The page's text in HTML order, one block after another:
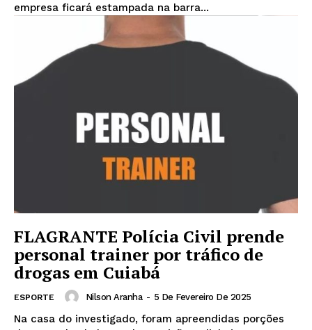
empresa ficará estampada na barra...
FLAGRANTE Polícia Civil prende
personal trainer por tráfico de
drogas em Cuiabá
ESPORTE Nilson Aranha - 5 De Fevereiro De 2025
Na casa do investigado, foram apreendidas porções